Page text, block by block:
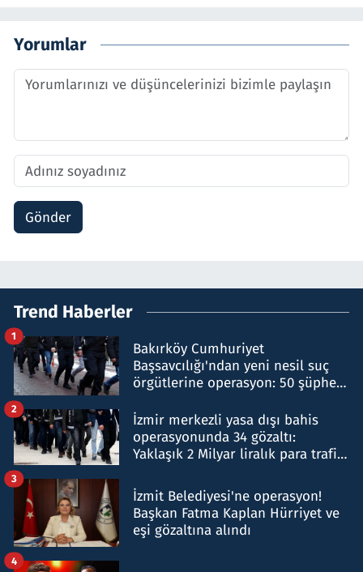
Yorumlar
Gönder
Trend Haberler
Bakırköy Cumhuriyet
Başsavcılığı'ndan yeni nesil suç
örgütlerine operasyon: 50 şüpheli
1
İzmir merkezli yasa dışı bahis
operasyonunda 34 gözaltı:
Yaklaşık 2 Milyar liralık para trafiği
2
İzmit Belediyesi'ne operasyon!
Başkan Fatma Kaplan Hürriyet ve
eşi gözaltına alındı
3
4